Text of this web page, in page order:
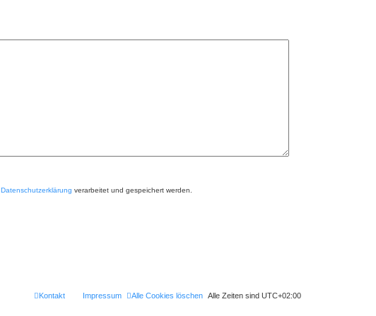
Datenschutzerklärung verarbeitet und gespeichert werden.
Alle Zeiten sind UTC+02:00
Alle Cookies löschen
Impressum
Kontakt